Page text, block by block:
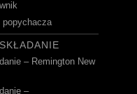
popychacza
– Remington New
–